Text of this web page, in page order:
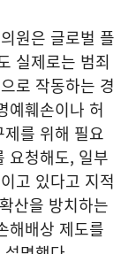
원은 글로벌 플
실제로는 범죄
로 작동하는 경
예훼손이나 허
를 위해 필요
요청해도, 일부
고 있다고 지적
산을 방치하는
해배상 제도를